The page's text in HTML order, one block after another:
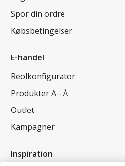
Spor din ordre
Købsbetingelser
E-handel
Reolkonfigurator
Produkter A - Å
Outlet
Kampagner
Inspiration